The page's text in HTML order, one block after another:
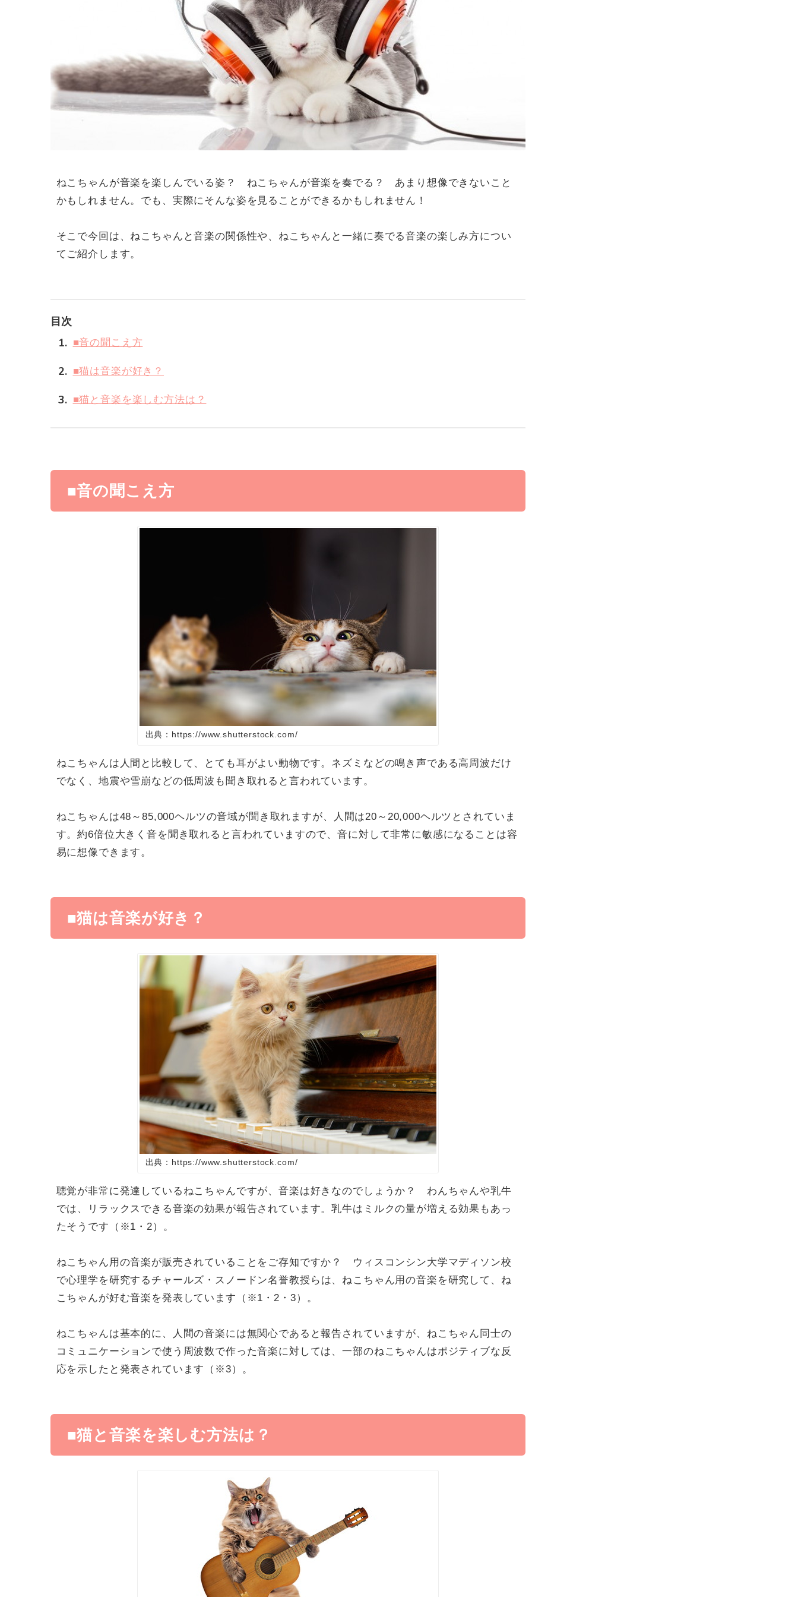
ねこちゃんが音楽を楽しんでいる姿？ ねこちゃんが音楽を奏でる？ あまり想像できないこと
かもしれません。でも、実際にそんな姿を見ることができるかもしれません！
そこで今回は、ねこちゃんと音楽の関係性や、ねこちゃんと一緒に奏でる音楽の楽しみ方につい
てご紹介します。
目次
1 ■音の聞こえ方
2 ■猫は音楽が好き？
3 ■猫と音楽を楽しむ方法は？
■音の聞こえ方
出典：https://www.shutterstock.com/
ねこちゃんは人間と比較して、とても耳がよい動物です。ネズミなどの鳴き声である高周波だけ
でなく、地震や雪崩などの低周波も聞き取れると言われています。
ねこちゃんは48～85,000ヘルツの音域が聞き取れますが、人間は20～20,000ヘルツとされていま
す。約6倍位大きく音を聞き取れると言われていますので、音に対して非常に敏感になることは容
易に想像できます。
■猫は音楽が好き？
出典：https://www.shutterstock.com/
聴覚が非常に発達しているねこちゃんですが、音楽は好きなのでしょうか？ わんちゃんや乳牛
では、リラックスできる音楽の効果が報告されています。乳牛はミルクの量が増える効果もあっ
たそうです（※1・2）。
ねこちゃん用の音楽が販売されていることをご存知ですか？ ウィスコンシン大学マディソン校
で心理学を研究する チャールズ・スノードン名誉教授 らは、ねこちゃん用の音楽を研究して、ね
こちゃんが好む音楽を発表しています（※1・2・3）。
ねこちゃんは基本的に、人間の音楽には無関心であると報告されていますが、ねこちゃん同士の
コミュニケーションで使う周波数で作った音楽に対しては、一部のねこちゃんはポジティブな反
応を示したと発表されています（※3）。
■猫と音楽を楽しむ方法は？